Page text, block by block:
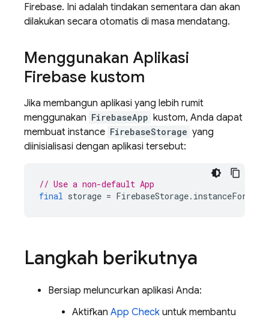
Firebase. Ini adalah tindakan sementara dan akan
dilakukan secara otomatis di masa mendatang.
Menggunakan Aplikasi
Firebase kustom
Jika membangun aplikasi yang lebih rumit
menggunakan FirebaseApp kustom, Anda dapat
membuat instance FirebaseStorage yang
diinisialisasi dengan aplikasi tersebut:
// Use a non-default App
final storage = FirebaseStorage. instanceFor
Langkah berikutnya
Bersiap meluncurkan aplikasi Anda:
Aktifkan App Check untuk membantu